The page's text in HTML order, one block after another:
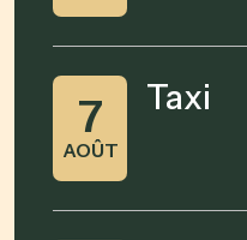
7
AOÛT
Taxi